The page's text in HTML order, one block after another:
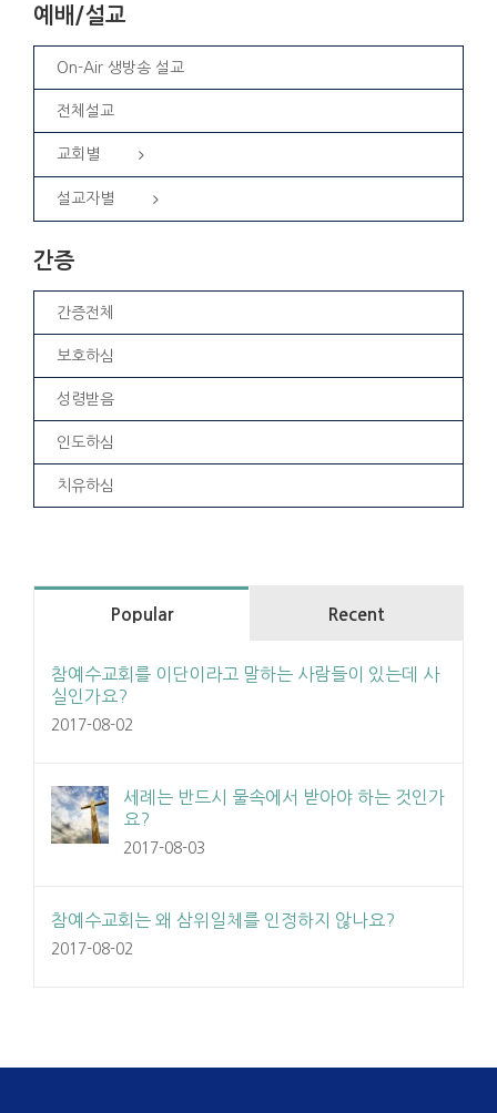
예배/설교
On-Air 생방송 설교
전체설교
교회별
설교자별
간증
간증전체
보호하심
성령받음
인도하심
치유하심
Popular Recent
참예수교회를 이단이라고 말하는 사람들이 있는데 사
실인가요?
2017-08-02
세례는 반드시 물속에서 받아야 하는 것인가
요?
2017-08-03
참예수교회는 왜 삼위일체를 인정하지 않나요?
2017-08-02